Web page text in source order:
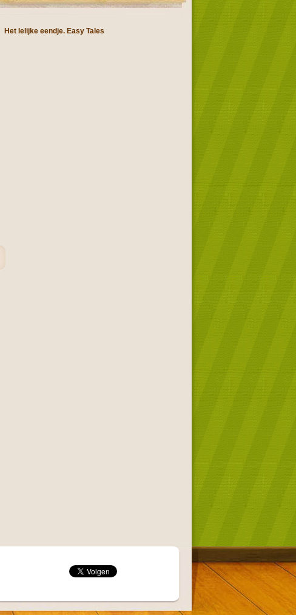
Het lelijke eendje. Easy Tales